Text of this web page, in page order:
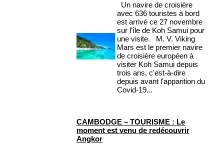
Un navire de croisière
avec 636 touristes à bord
est arrivé ce 27 novembre
sur l'île de Koh Samui pour
une visite. M. V. Viking
Mars est le premier navire
de croisière européen à
visiter Koh Samui depuis
trois ans, c'est-à-dire
depuis avant l'apparition du
Covid-19...
CAMBODGE – TOURISME : Le
moment est venu de redécouvrir
Angkor